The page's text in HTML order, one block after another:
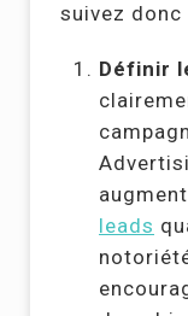
suivez donc
Définir
leads